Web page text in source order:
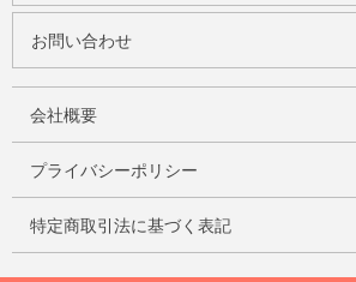
お問い合わせ
会社概要
プライバシーポリシー
特定商取引法に基づく表記